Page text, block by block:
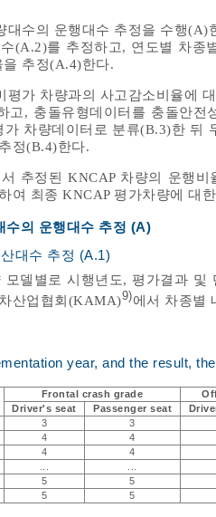
대수의 운행대수 추정을 수행
(A.2)를 추정하고, 연도별 차
을 추정(A.4)한다.
평가 차량과의 사고감소비율에
고, 충돌유형데이터를 충돌안
가 차량데이터로 분류(B.3)한 뒤
정(B.4)한다.
추정된 KNCAP 차량의 운행
여 최종 KNCAP 평가차량에 대
수의 운행대수 추정 (A)
대수 추정 (A.1)
모델별로 시행년도, 평가결과 및
산업협회(KAMA)9)에서 차종별
year, and the result,
Frontal crash grade
Driver's seat
Passenger seat
3
3
4
4
4
4
5
5
5 5